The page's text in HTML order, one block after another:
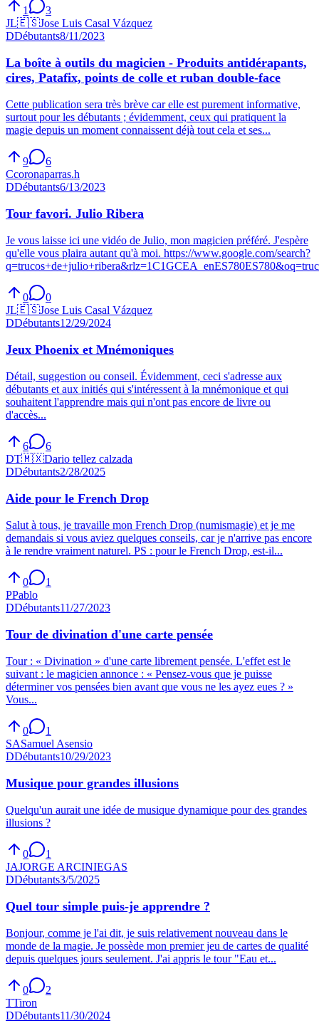
1
3
JL🇪🇸Jose Luis Casal Vázquez
DDébutants8/11/2023
La boîte à outils du magicien - Produits antidérapants,
cires, Patafix, points de colle et ruban double-face
Cette publication sera très brève car elle est purement informative,
surtout pour les débutants ; évidemment, ceux qui pratiquent la
magie depuis un moment connaissent déjà tout cela et ses...
9
6
Ccoronaparras.h
DDébutants6/13/2023
Tour favori. Julio Ribera
Je vous laisse ici une vidéo de Julio, mon magicien préféré. J'espère
qu'elle vous plaira autant qu'à moi. https://www.google.com/search?
0
0
JL🇪🇸Jose Luis Casal Vázquez
DDébutants12/29/2024
Jeux Phoenix et Mnémoniques
Détail, suggestion ou conseil. Évidemment, ceci s'adresse aux
débutants et aux initiés qui s'intéressent à la mnémonique et qui
souhaitent l'apprendre mais qui n'ont pas encore de livre ou
d'accès...
6
6
DT🇲🇽Dario tellez calzada
DDébutants2/28/2025
Aide pour le French Drop
Salut à tous, je travaille mon French Drop (numismagie) et je me
demandais si vous aviez quelques conseils, car je n'arrive pas encore
à le rendre vraiment naturel. PS : pour le French Drop, est-il...
0
1
PPablo
DDébutants11/27/2023
Tour de divination d'une carte pensée
Tour : « Divination » d'une carte librement pensée. L'effet est le
suivant : le magicien annonce : « Pensez-vous que je puisse
déterminer vos pensées bien avant que vous ne les ayez eues ? »
Vous...
0
1
SASamuel Asensio
DDébutants10/29/2023
Musique pour grandes illusions
Quelqu'un aurait une idée de musique dynamique pour des grandes
illusions ?
0
1
JAJORGE ARCINIEGAS
DDébutants3/5/2025
Quel tour simple puis-je apprendre ?
Bonjour, comme je l'ai dit, je suis relativement nouveau dans le
monde de la magie. Je possède mon premier jeu de cartes de qualité
depuis quelques jours seulement. J'ai appris le tour "Eau et...
0
2
TTiron
DDébutants11/30/2024